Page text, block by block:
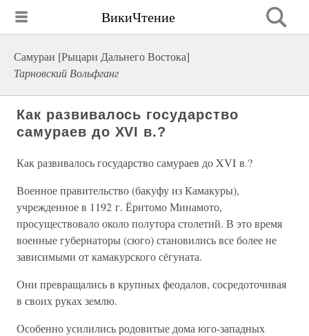
ВикиЧтение
Самураи [Рыцари Дальнего Востока]
Тарновский Вольфганг
Как развивалось государство
самураев до XVI в.?
Как развивалось государство самураев до XVI в.?
Военное правительство (бакуфу из Камакуры),
учрежденное в 1192 г. Ёритомо Минамото,
просуществовало около полутора столетий. В это время
военные губернаторы (сюго) становились все более не
зависимыми от камакурского сёгуната.
Они превращались в крупных феодалов, сосредоточивая
в своих руках землю.
Особенно усилились родовитые дома юго-западных